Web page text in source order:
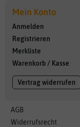
Mein Konto
Anmelden
Registrieren
Merkliste
Warenkorb / Kasse
Vertrag widerrufen
AGB
Widerrufsrecht